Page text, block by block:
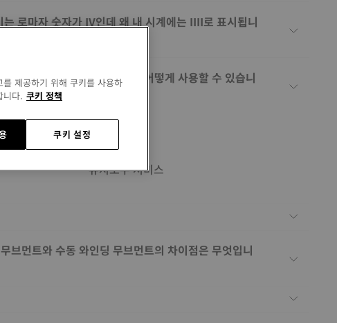
는 로마자 숫자가 IV인데 왜 내 시계에는 IIII로 표시됩니
무엇이고 스쿠버 다이빙에서 어떻게 사용할 수 있습니
유지보수 서비스
브먼트와 수동 와인딩 무브먼트의 차이점은 무엇입니
제공하기 위해 쿠키를 사용하
니다. 쿠키 정책
쿠키 설정